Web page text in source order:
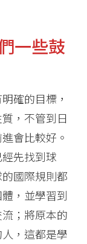
一些鼓
確的目標，
，不管到日
會比較好。
先找到球
國際規則都
，並學習到
；將原本的
，這都是學